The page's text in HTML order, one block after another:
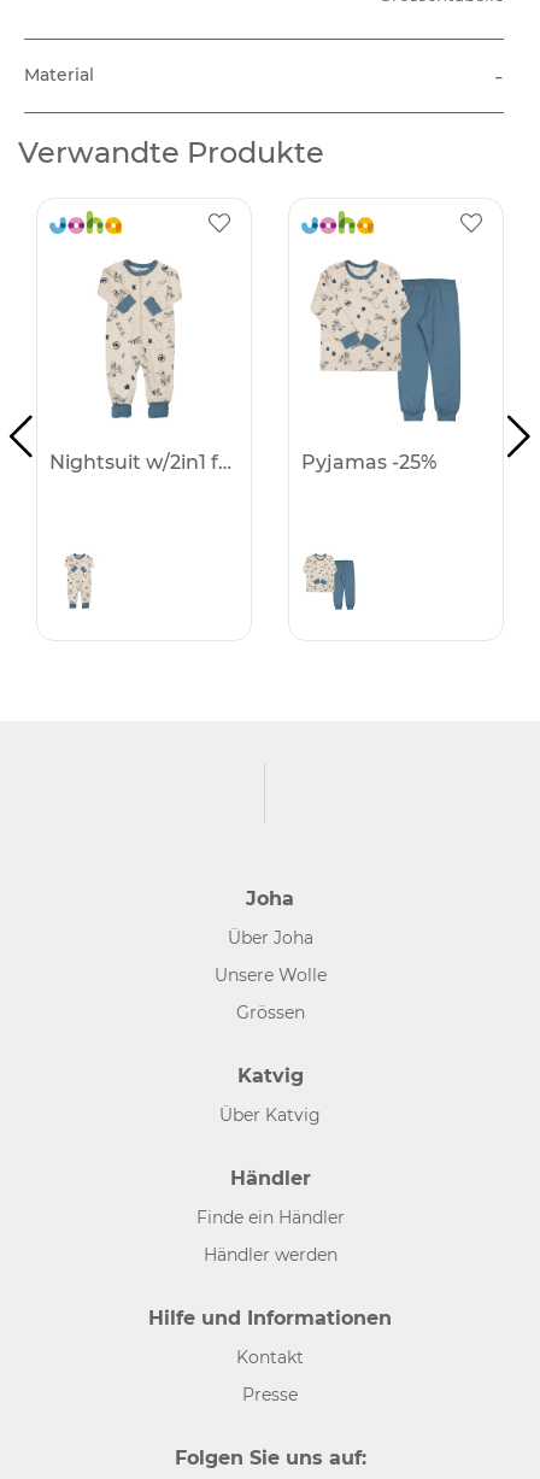
Material -
Verwandte Produkte
Nightsuit w/2in1 foot -25% Pyjamas -25%
Joha
Über Joha
Unsere Wolle
Grössen
Katvig
Über Katvig
Händler
Finde ein Händler
Händler werden
Hilfe und Informationen
Kontakt
Presse
Folgen Sie uns auf: